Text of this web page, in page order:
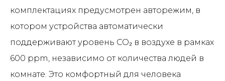
комплектациях предусмотрен авторежим, в
котором устройства автоматически
поддерживают уровень CO₂ в воздухе в рамках
600 ppm, независимо от количества людей в
комнате. Это комфортный для человека